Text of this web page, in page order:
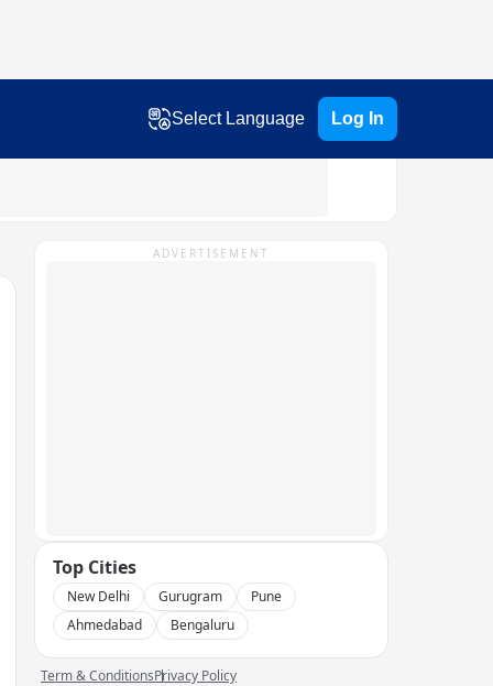
Select Language Log In
ADVERTISEMENT
Top Cities
New Delhi Gurugram
Pune
Ahmedabad
Bengaluru
Term & ConditionsPrivacy Policy